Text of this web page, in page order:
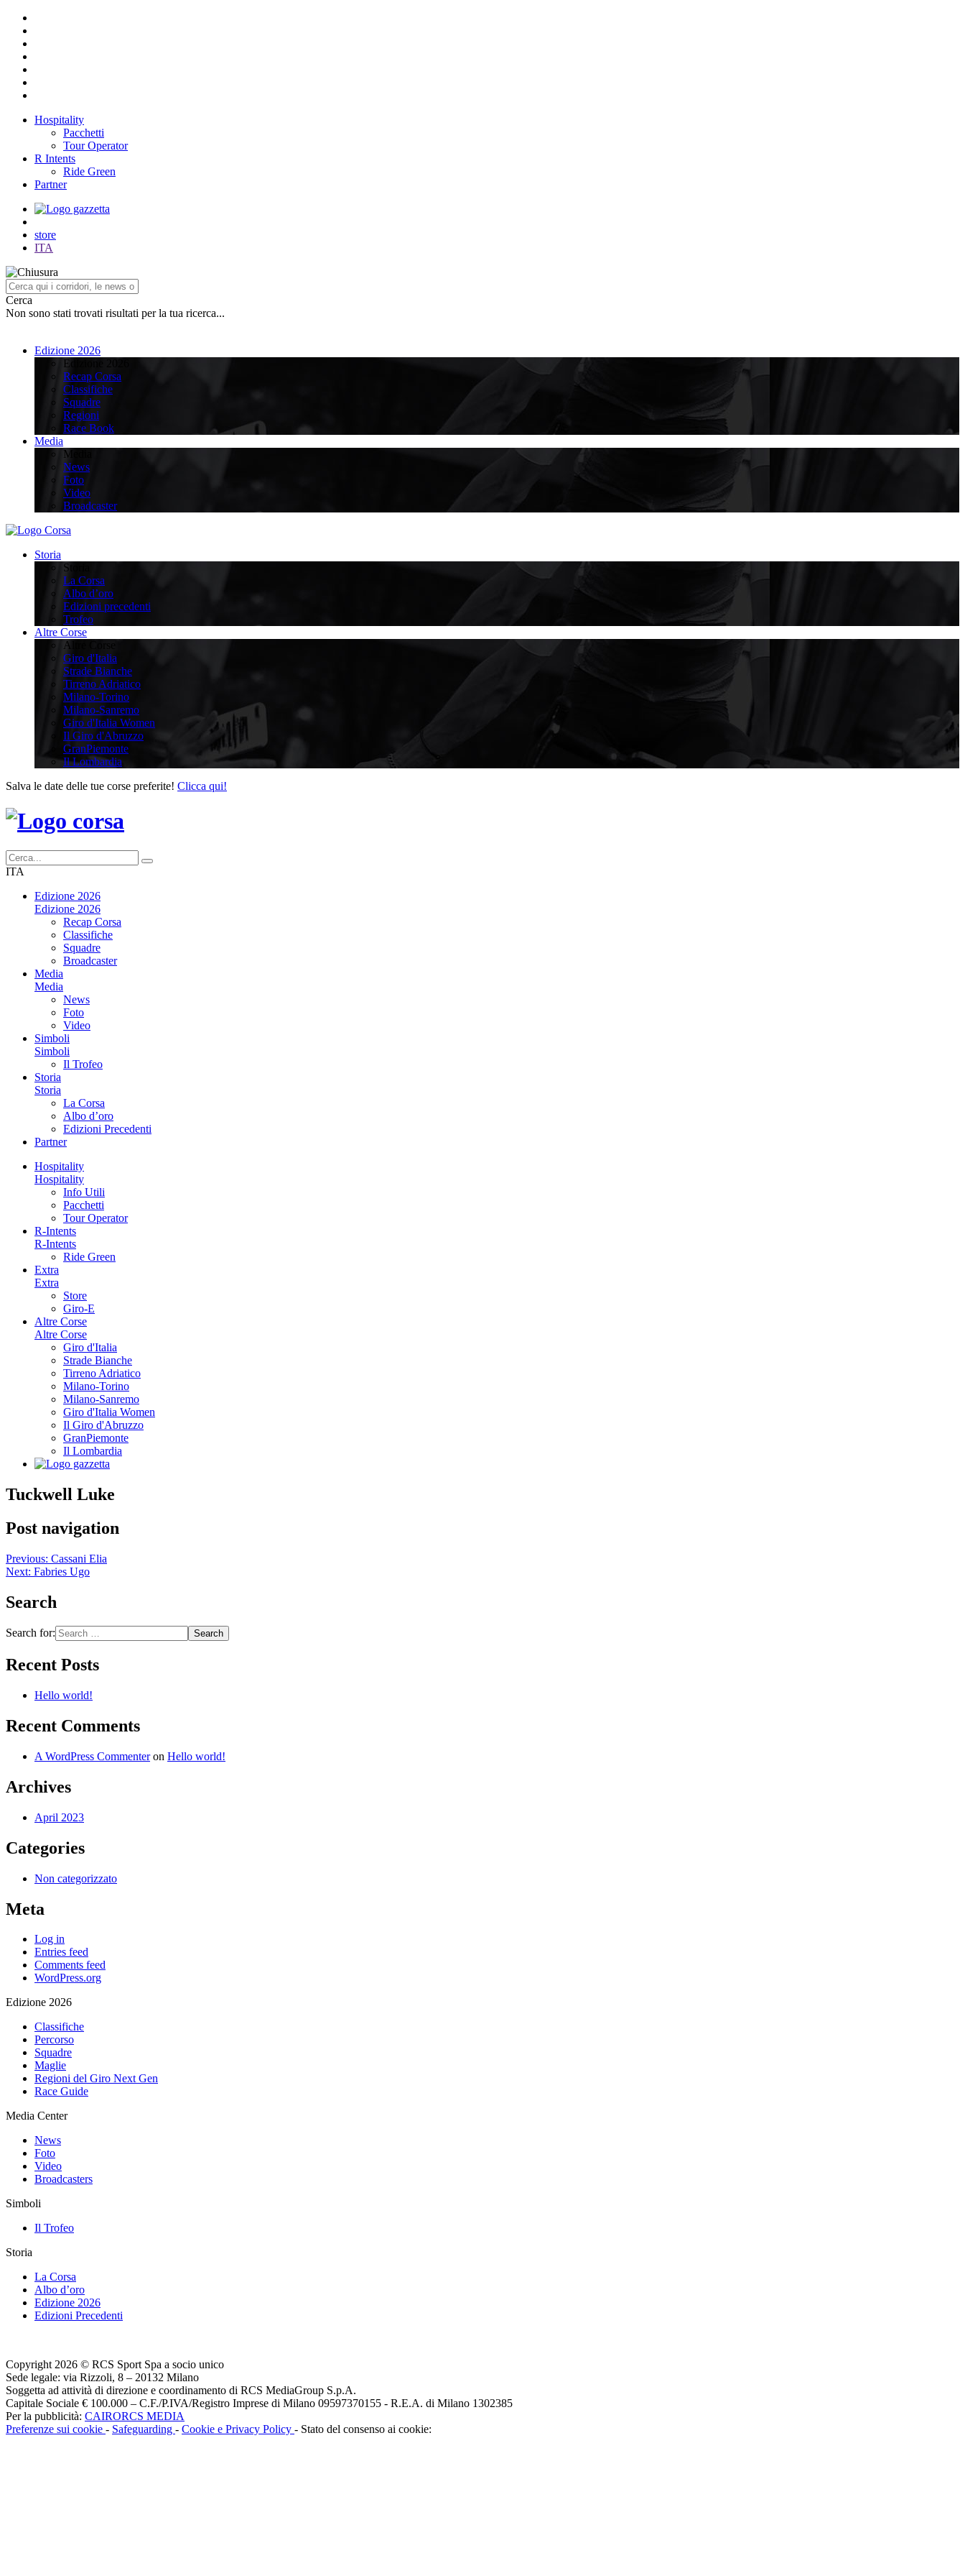
Hospitality
Pacchetti
Tour Operator
R Intents
Ride Green
Partner
store
ITA
Cerca
Non sono stati trovati risultati per la tua ricerca...
Edizione 2026
Edizione 2026
Recap Corsa
Classifiche
Squadre
Regioni
Race Book
Media
Media
News
Foto
Video
Broadcaster
Storia
Storia
La Corsa
Albo d’oro
Edizioni precedenti
Trofeo
Altre Corse
Altre Corse
Giro d'Italia
Strade Bianche
Tirreno Adriatico
Milano-Torino
Milano-Sanremo
Giro d'Italia Women
Il Giro d'Abruzzo
GranPiemonte
Il Lombardia
Salva le date delle tue corse preferite! Clicca qui!
ITA
Edizione 2026
Edizione 2026
Recap Corsa
Classifiche
Squadre
Broadcaster
Media
Media
News
Foto
Video
Simboli
Simboli
Il Trofeo
Storia
Storia
La Corsa
Albo d’oro
Edizioni Precedenti
Partner
Hospitality
Hospitality
Info Utili
Pacchetti
Tour Operator
R-Intents
R-Intents
Ride Green
Extra
Extra
Store
Giro-E
Altre Corse
Altre Corse
Giro d'Italia
Strade Bianche
Tirreno Adriatico
Milano-Torino
Milano-Sanremo
Giro d'Italia Women
Il Giro d'Abruzzo
GranPiemonte
Il Lombardia
Tuckwell Luke
Post navigation
Previous: Cassani Elia
Next: Fabries Ugo
Search
Search for:
Recent Posts
Hello world!
Recent Comments
A WordPress Commenteron Hello world!
Archives
April 2023
Categories
Non categorizzato
Meta
Log in
Entries feed
Comments feed
WordPress.org
Edizione 2026
Classifiche
Percorso
Squadre
Maglie
Regioni del Giro Next Gen
Race Guide
Media Center
News
Foto
Video
Broadcasters
Simboli
Il Trofeo
Storia
La Corsa
Albo d’oro
Edizione 2026
Edizioni Precedenti
Copyright 2026 © RCS Sport Spa a socio unico
Sede legale: via Rizzoli, 8 – 20132 Milano
Soggetta ad attività di direzione e coordinamento di RCS MediaGroup S.p.A.
Capitale Sociale € 100.000 – C.F./P.IVA/Registro Imprese di Milano 09597370155 - R.E.A. di Milano 1302385
Per la pubblicità: CAIRORCS MEDIA
Preferenze sui cookie - Safeguarding - Cookie e Privacy Policy - Stato del consenso ai cookie: